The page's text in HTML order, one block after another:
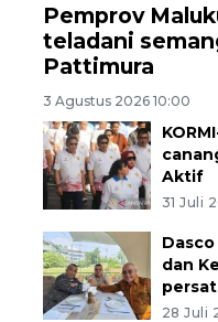
Pemprov
teladani
Pattimura
3 Agustus 2026 10:00
Aktif
31 Juli
dan
28 Juli